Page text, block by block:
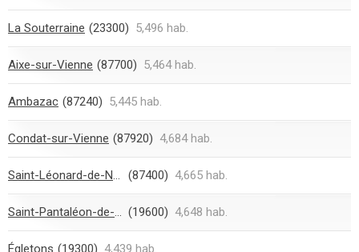
La Souterraine (23300) 5,496 hab.
Aixe-sur-Vienne (87700) 5,464 hab.
Ambazac (87240) 5,445 hab.
Condat-sur-Vienne (87920) 4,684 hab.
Saint-Léonard-de-Noblat (87400) 4,665 hab.
Saint-Pantaléon-de-Larche (19600) 4,648 hab.
Égletons (19300) 4,439 hab.